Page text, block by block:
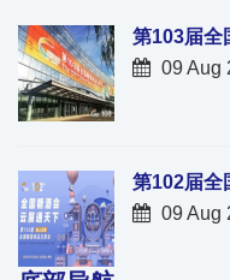
第103届全
09 Aug
第102届全
09 Aug